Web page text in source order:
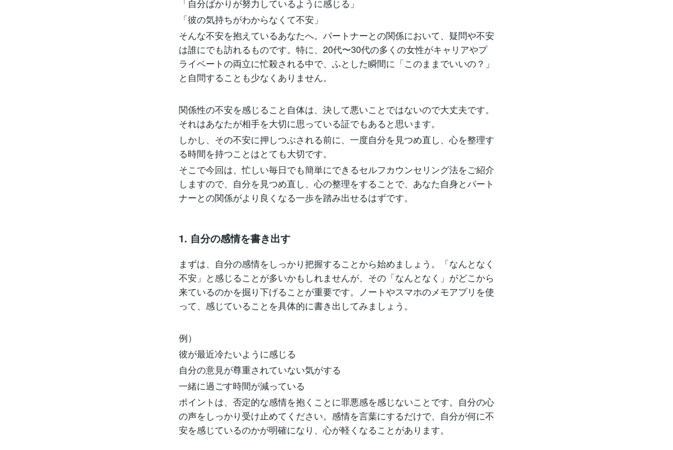
「自分ばかりが努力しているように感じる」
「彼の気持ちがわからなくて不安」
そんな不安を抱えているあなたへ。パートナーとの関係において、疑問や不安
は誰にでも訪れるものです。特に、20代〜30代の多くの女性がキャリアやプ
ライベートの両立に忙殺される中で、ふとした瞬間に「このままでいいの？」
と自問することも少なくありません。
関係性の不安を感じること自体は、決して悪いことではないので大丈夫です。
それはあなたが相手を大切に思っている証でもあると思います。
しかし、その不安に押しつぶされる前に、一度自分を見つめ直し、心を整理す
る時間を持つことはとても大切です。
そこで今回は、忙しい毎日でも簡単にできるセルフカウンセリング法をご紹介
しますので、自分を見つめ直し、心の整理をすることで、あなた自身とパート
ナーとの関係がより良くなる一歩を踏み出せるはずです。
1. 自分の感情を書き出す
まずは、自分の感情をしっかり把握することから始めましょう。「なんとなく
不安」と感じることが多いかもしれませんが、その「なんとなく」がどこから
来ているのかを掘り下げることが重要です。ノートやスマホのメモアプリを使
って、感じていることを具体的に書き出してみましょう。
例）
彼が最近冷たいように感じる
自分の意見が尊重されていない気がする
一緒に過ごす時間が減っている
ポイントは、否定的な感情を抱くことに罪悪感を感じないことです。自分の心
の声をしっかり受け止めてください。感情を言葉にするだけで、自分が何に不
安を感じているのかが明確になり、心が軽くなることがあります。